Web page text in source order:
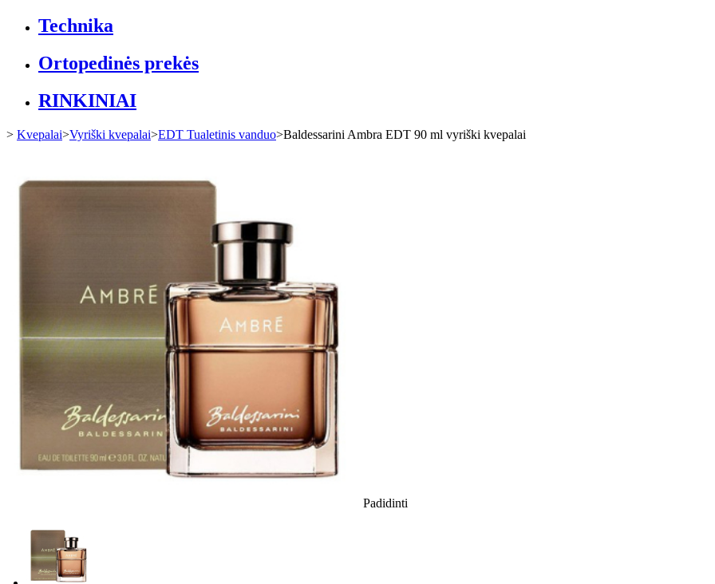
Technika
Ortopedinės prekės
RINKINIAI
> Kvepalai>Vyriški kvepalai>EDT Tualetinis vanduo>Baldessarini Ambra EDT 90 ml vyriški kvepalai
Padidinti